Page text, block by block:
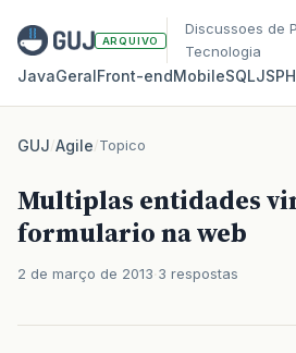
ARQUIVO
Discussoes de
Tecnologia
JavaGeralFront‑endMobileSQLJS
GUJ/Agile/Topico
Multiplas entidades
formulario na web
2 de março de 2013 3 respostas